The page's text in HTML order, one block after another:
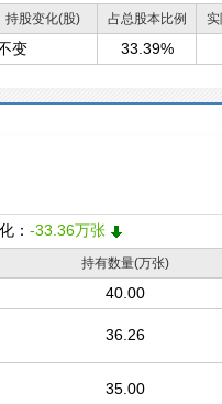
持股变化(股) 占总股本比例 实
变 33.39%
： -33.36万张
持有数量(万张)
40.00
36.26
35.00